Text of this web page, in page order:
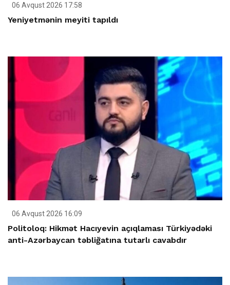
06 Avqust 2026 17:58
Yeniyetmənin meyiti tapıldı
06 Avqust 2026 16:09
Politoloq: Hikmət Hacıyevin açıqlaması Türkiyədəki
anti-Azərbaycan təbliğatına tutarlı cavabdır